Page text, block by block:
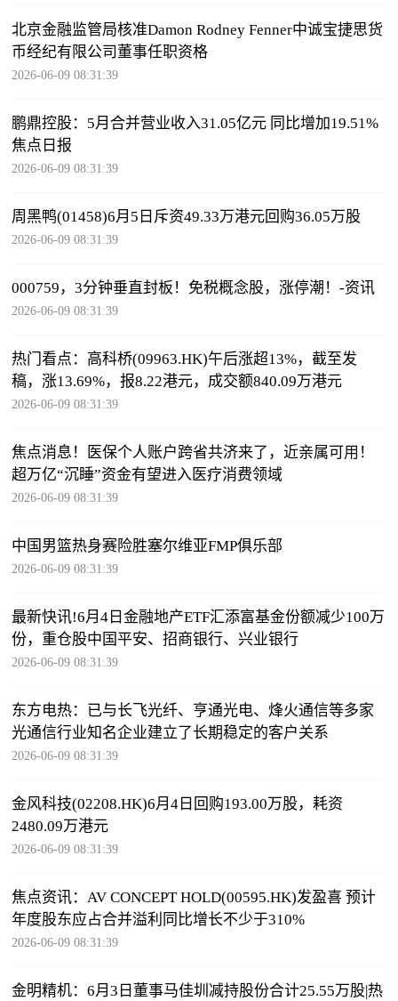
北京金融监管局核准Damon Rodney Fenner中诚宝捷思货
币经纪有限公司董事任职资格
2026-06-09 08:31:39
鹏鼎控股：5月合并营业收入31.05亿元 同比增加19.51%
焦点日报
2026-06-09 08:31:39
周黑鸭(01458)6月5日斥资49.33万港元回购36.05万股
2026-06-09 08:31:39
000759，3分钟垂直封板！免税概念股，涨停潮！-资讯
2026-06-09 08:31:39
热门看点：高科桥(09963.HK)午后涨超13%，截至发
稿，涨13.69%，报8.22港元，成交额840.09万港元
2026-06-09 08:31:39
焦点消息！医保个人账户跨省共济来了，近亲属可用！
超万亿“沉睡”资金有望进入医疗消费领域
2026-06-09 08:31:39
中国男篮热身赛险胜塞尔维亚FMP俱乐部
2026-06-09 08:31:39
最新快讯!6月4日金融地产ETF汇添富基金份额减少100万
份，重仓股中国平安、招商银行、兴业银行
2026-06-09 08:31:39
东方电热：已与长飞光纤、亨通光电、烽火通信等多家
光通信行业知名企业建立了长期稳定的客户关系
2026-06-09 08:31:39
金风科技(02208.HK)6月4日回购193.00万股，耗资
2480.09万港元
2026-06-09 08:31:39
焦点资讯：AV CONCEPT HOLD(00595.HK)发盈喜 预计
年度股东应占合并溢利同比增长不少于310%
2026-06-09 08:31:39
金明精机：6月3日董事马佳圳减持股份合计25.55万股|热